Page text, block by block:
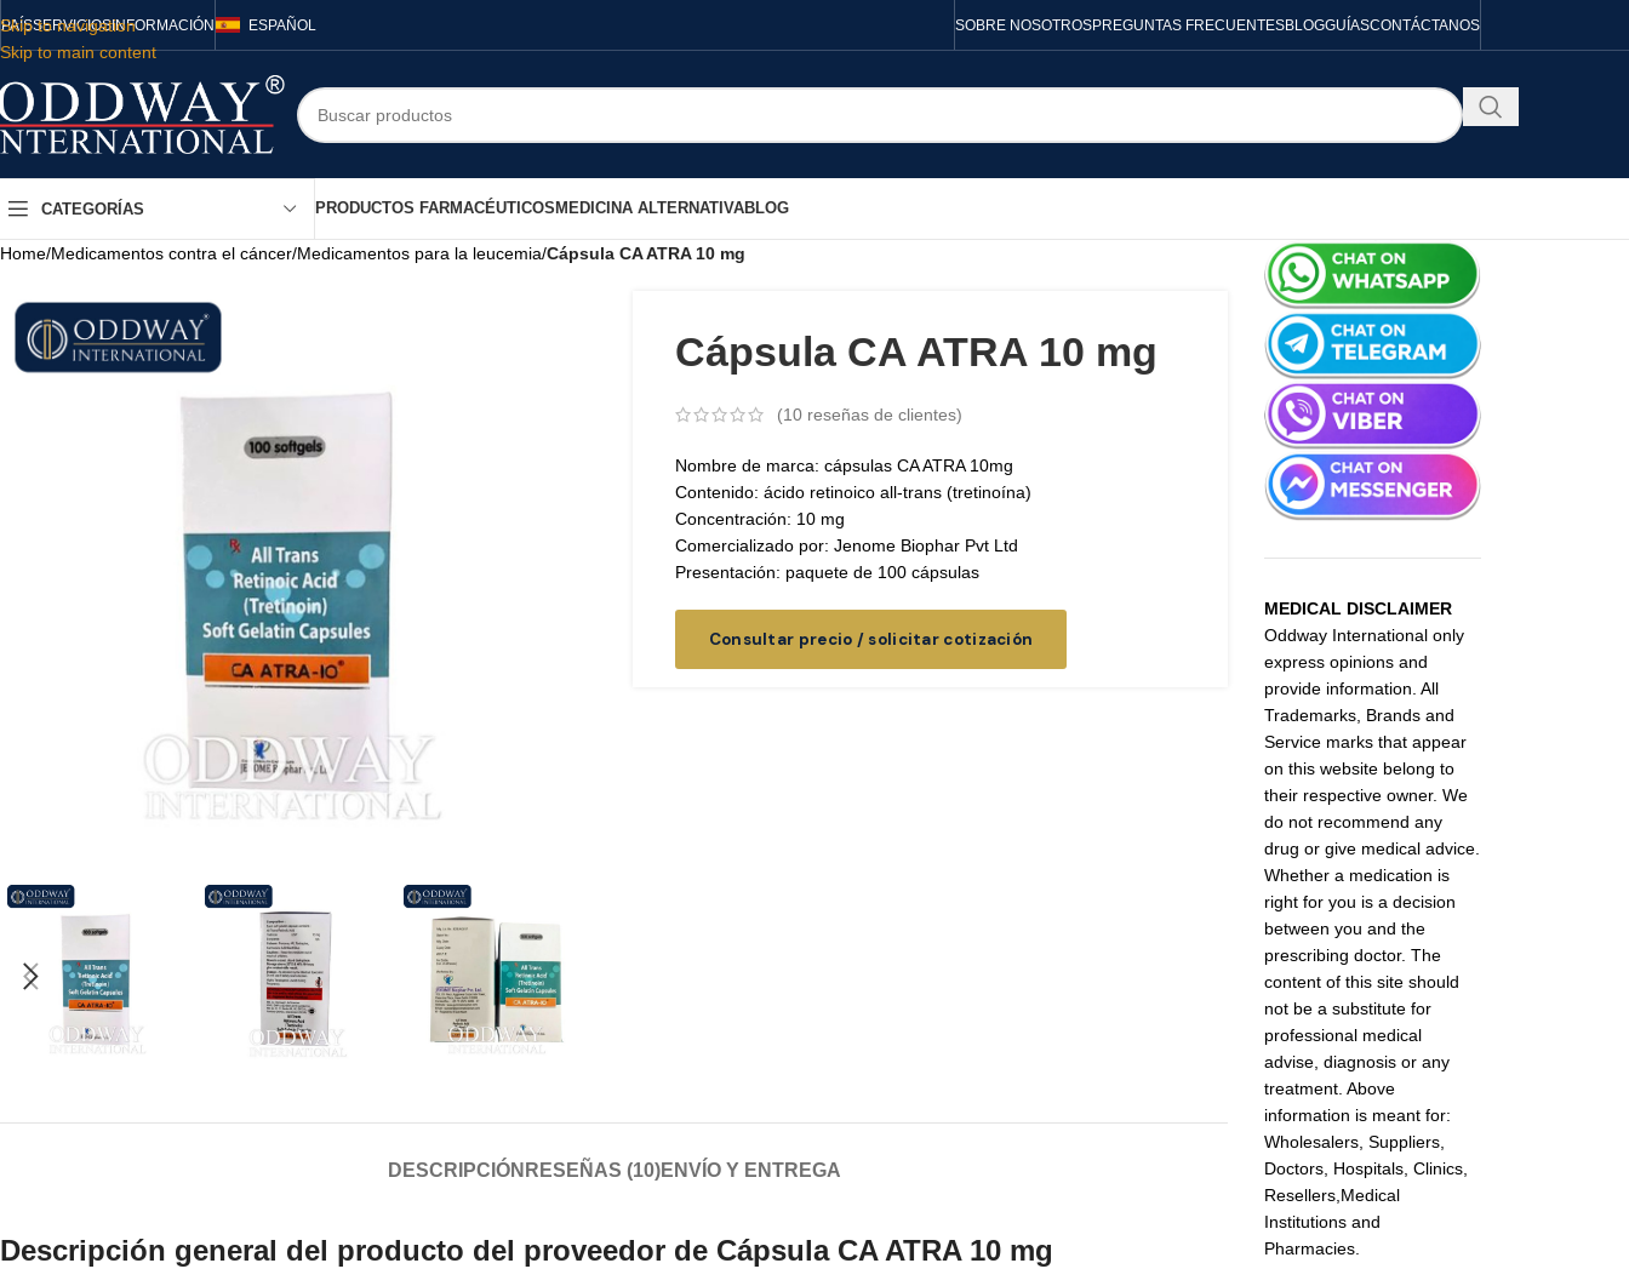
Skip to navigation
Skip to main content
PAÍSSERVICIOSINFORMACIÓN ESPAÑOL SOBRE NOSOTROSPREGUNTAS FRECUENTESBLOGGUÍASCONTÁCTANOS
CATEGORÍAS PRODUCTOS FARMACÉUTICOS MEDICINA ALTERNATIVABLOG
Home/Medicamentos contra el cáncer/Medicamentos para la leucemia/Cápsula CA ATRA 10 mg
Cápsula CA ATRA 10 mg
(10reseñas de clientes)
Nombre de marca: cápsulas CA ATRA 10mg
Contenido: ácido retinoico all-trans (tretinoína)
Concentración: 10 mg
Comercializado por: Jenome Biophar Pvt Ltd
Presentación: paquete de 100 cápsulas
Consultar precio / solicitar cotización
DESCRIPCIÓN RESEÑAS (10)ENVÍO Y ENTREGA
Descripción general del producto del proveedor de Cápsula CA ATRA 10 mg
MEDICAL DISCLAIMER
Oddway International only
express opinions and
provide information. All
Trademarks, Brands and
Service marks that appear
on this website belong to
their respective owner. We
do not recommend any
drug or give medical advice.
Whether a medication is
right for you is a decision
between you and the
prescribing doctor. The
content of this site should
not be a substitute for
professional medical
advise, diagnosis or any
treatment. Above
information is meant for:
Wholesalers, Suppliers,
Doctors, Hospitals, Clinics,
Resellers,Medical
Institutions and
Pharmacies.